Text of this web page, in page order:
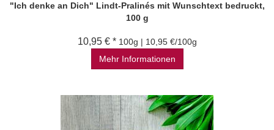
"Ich denke an Dich" Lindt-Pralinés mit Wunschtext bedruckt,
100 g
10,95 € * 100g | 10,95 €/100g
Mehr Informationen